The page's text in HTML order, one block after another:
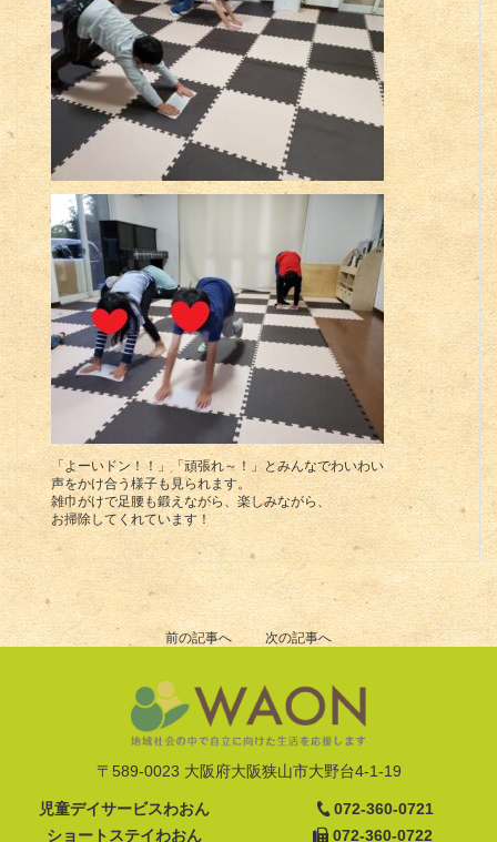
「よーいドン！！」「頑張れ～！」とみんなでわいわい
声をかけ合う様子も見られます。
雑巾がけで足腰も鍛えながら、楽しみながら、
お掃除してくれています！
前の記事へ 次の記事へ
〒589-0023 大阪府大阪狭山市大野台4-1-19
児童デイサービスわおん
ショートステイわおん
072-360-0721
072-360-0722